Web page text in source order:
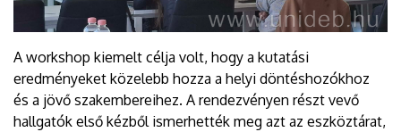
A workshop kiemelt célja volt, hogy a kutatási
eredményeket közelebb hozza a helyi döntéshozókhoz
és a jövő szakembereihez. A rendezvényen részt vevő
hallgatók első kézből ismerhették meg azt az eszköztárat,